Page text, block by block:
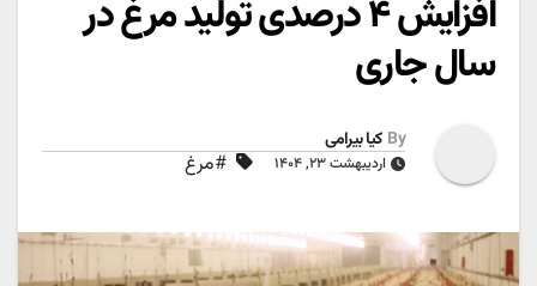
افزایش ۴ درصدی تولید مرغ در
سال جاری
By کیا بیرامی
اردیبهشت ۲۳, ۱۴۰۴ #مرغ